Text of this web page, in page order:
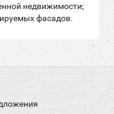
недвижимости;
фасадов.